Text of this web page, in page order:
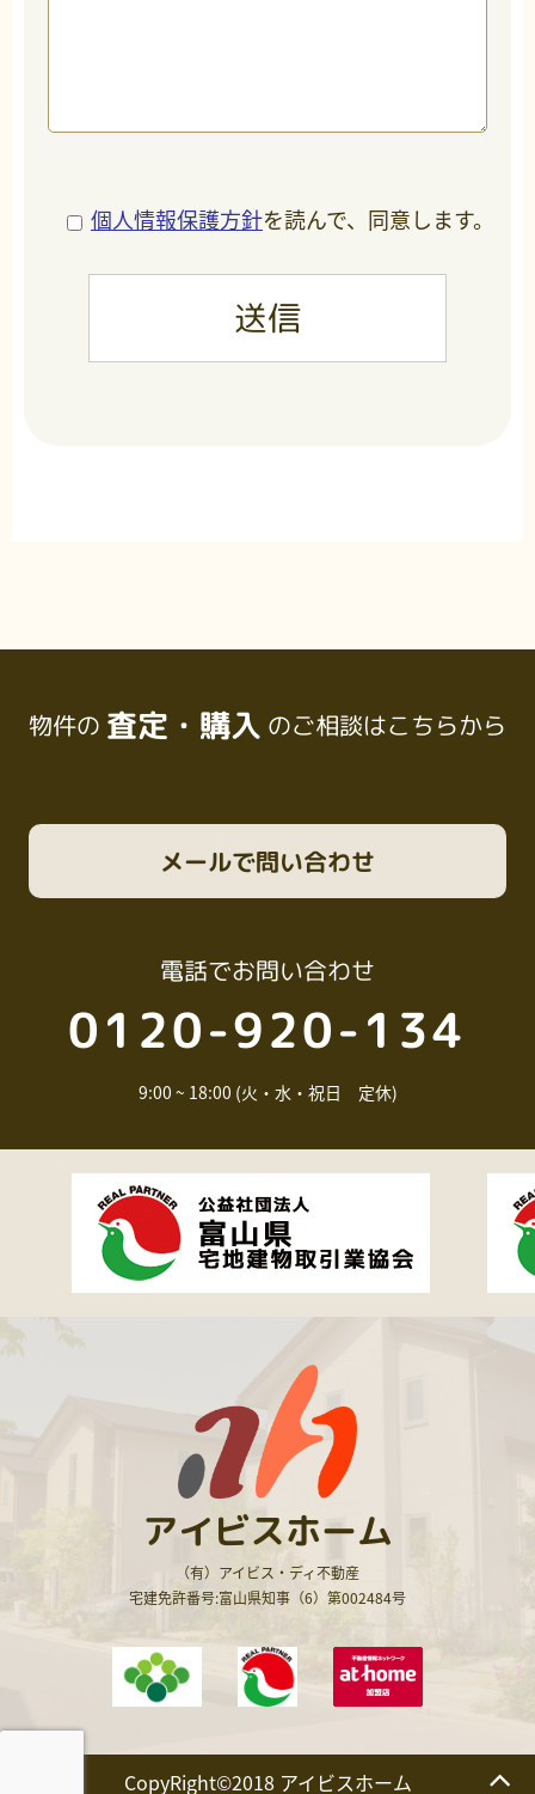
個人情報保護方針を読んで、同意します。
物件の 査定・購入 のご相談はこちらから
電話でお問い合わせ
0120-920-134
9:00 ~ 18:00 (火・水・祝日 定休)
メールで問い合わせ
アイビスホーム
（有）アイビス・ディ不動産
宅建免許番号:富山県知事（6）第002484号
CopyRight©2018 アイビスホーム